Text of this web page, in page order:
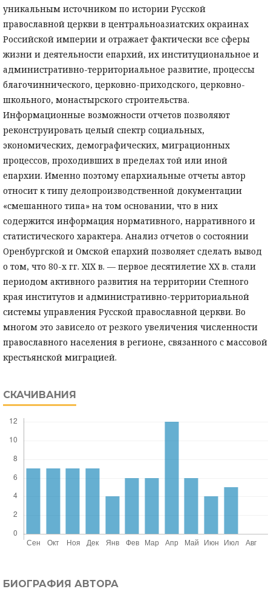
уникальным источником по истории Русской
православной церкви в центральноазиатских окраинах
Российской империи и отражает фактически все сферы
жизни и деятельности епархий, их институциональное и
административно-территориальное развитие, процессы
благочиннического, церковно-приходского, церковно-
школьного, монастырского строительства.
Информационные возможности отчетов позволяют
реконструировать целый спектр социальных,
экономических, демографических, миграционных
процессов, проходивших в пределах той или иной
епархии. Именно поэтому епархиальные отчеты автор
относит к типу делопроизводственной документации
«смешанного типа» на том основании, что в них
содержится информация нормативного, нарративного и
статистического характера. Анализ отчетов о состоянии
Оренбургской и Омской епархий позволяет сделать вывод
о том, что 80-х гг. XIX в. — первое десятилетие ХХ в. стали
периодом активного развития на территории Степного
края институтов и административно-территориальной
системы управления Русской православной церкви. Во
многом это зависело от резкого увеличения численности
православного населения в регионе, связанного с массовой
крестьянской миграцией.
СКАЧИВАНИЯ
БИОГРАФИЯ АВТОРА